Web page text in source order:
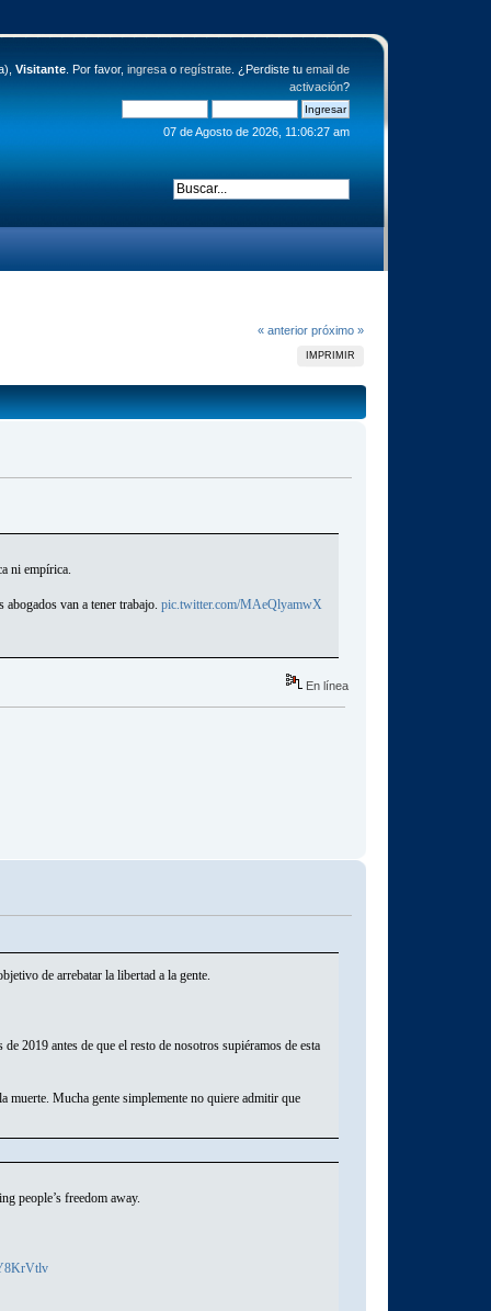
Visitante. Por favor, ingresao regístrate. ¿Perdiste tu email de
activación?
07 de Agosto de 2026, 11:06:27 am
« anterior próximo »
IMPRIMIR
ni empírica.
van a tener trabajo. pic.twitter.com/MAeQlyamwX
En línea
de arrebatar la libertad a la gente.
2019 antes de que el resto de nosotros supiéramos de esta
muerte. Mucha gente simplemente no quiere admitir que
people’s freedom away.